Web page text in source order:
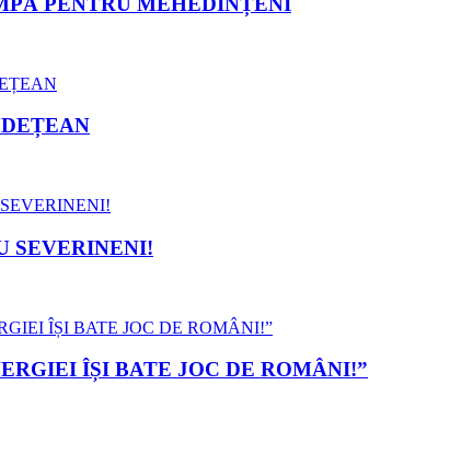
SEVERINENI!
ÎȘI BATE JOC DE ROMÂNI!”